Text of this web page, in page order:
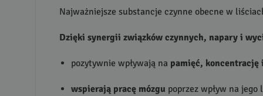
Najważniejsze substancje czynne obecne w
Dzięki synergii związków czynnych, napary i
pozytywnie wpływają na pamięć, koncentrację
wspierają pracę mózgu poprzez wpływ na jego